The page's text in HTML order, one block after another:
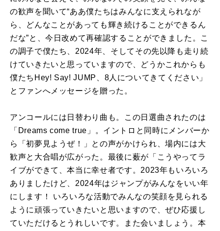
の歓声を聞いて“ああ僕たちはみんなに支えられなが
ら、どんなことがあっても輝き続けることができるん
だな”と、今日改めて再確認することができました。こ
の調子で僕たち、2024年、そしてその先以降も走り続
けていきたいと思っていますので、どうかこれからも
僕たちHey! Say! JUMP、8人についてきてください」
とファンへメッセージを贈った。
アンコールには日替わり曲も。この日選曲されたのは
「Dreams come true」。イントロと同時にメンバーか
ら「初夢見ようぜ！」との声がかけられ、場内には大
歓声と大合唱が広がった。最後に薮が「こうやってラ
イブができて、本当に幸せ者です。2023年もいろいろ
ありましたけど、2024年はジャンプがみんなをいい年
にします！ いろいろな活動でみんなの笑顔を見られる
ように頑張っていきたいと思いますので、ぜひ応援し
ていただけるとうれしいです。また会いましょう。本